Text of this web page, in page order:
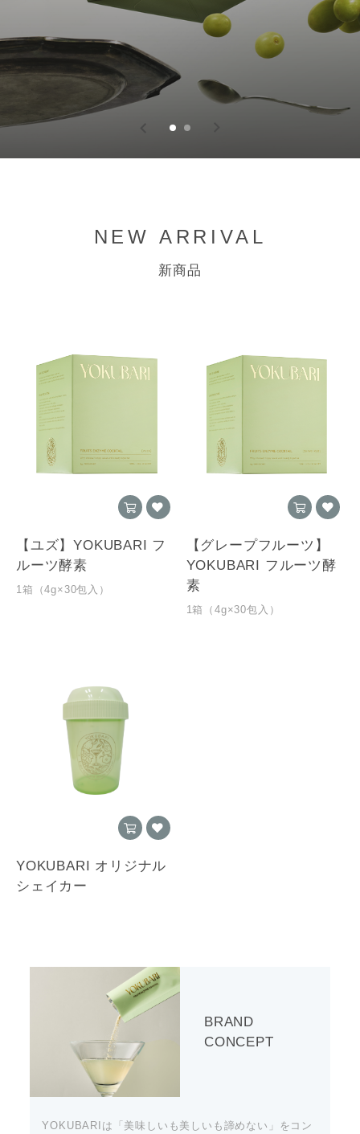
NEW ARRIVAL
新商品
【ユズ】YOKUBARI フ
ルーツ酵素
1箱（4g×30包入）
【グレープフルーツ】
YOKUBARI フルーツ酵
素
1箱（4g×30包入）
YOKUBARI オリジナル
シェイカー
BRAND
CONCEPT
YOKUBARIは「美味しいも美しいも諦めない」をコン